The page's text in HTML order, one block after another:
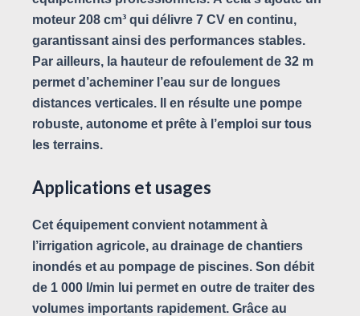
moteur 208 cm³ qui délivre 7 CV en continu,
garantissant ainsi des performances stables.
Par ailleurs, la hauteur de refoulement de 32 m
permet d’acheminer l’eau sur de longues
distances verticales. Il en résulte une pompe
robuste, autonome et prête à l’emploi sur tous
les terrains.
Applications et usages
Cet équipement convient notamment à
l’irrigation agricole, au drainage de chantiers
inondés et au pompage de piscines. Son débit
de 1 000 l/min lui permet en outre de traiter des
volumes importants rapidement. Grâce au